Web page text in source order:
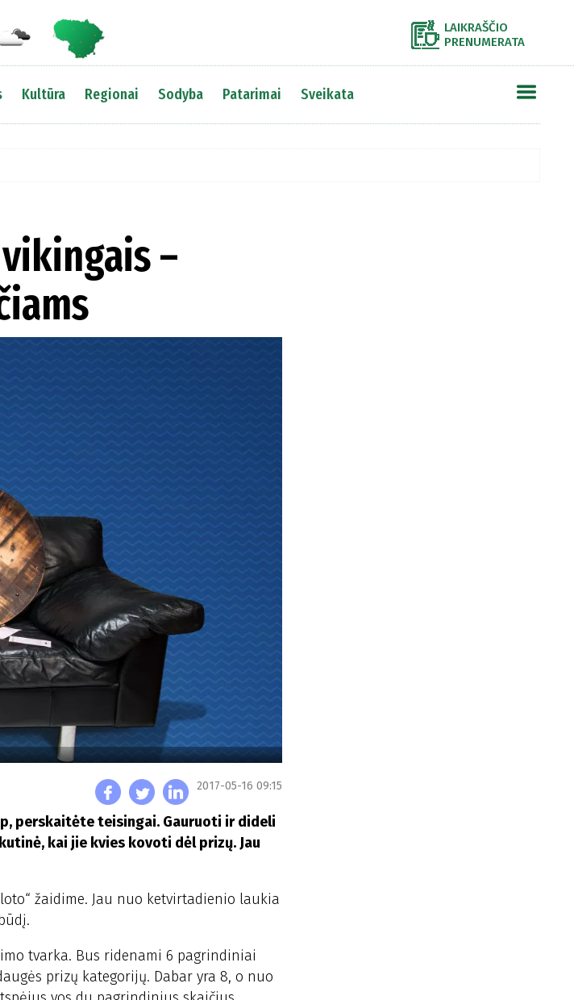
LAIKRAŠČIO
PRENUMERATA
Kultūra Regionai Sodyba Patarimai Sveikata
–
2017-05-16 09:15
perskaitėte teisingai. Gauruoti ir dideli
kai jie kvies kovoti dėl prizų. Jau
žaidime. Jau nuo ketvirtadienio laukia
tvarka. Bus ridenami 6 pagrindiniai
prizų kategorijų. Dabar yra 8, o nuo